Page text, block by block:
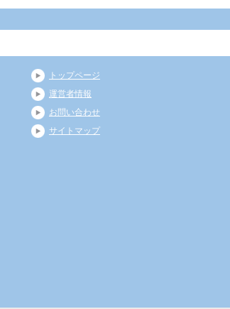
トップページ
運営者情報
お問い合わせ
サイトマップ